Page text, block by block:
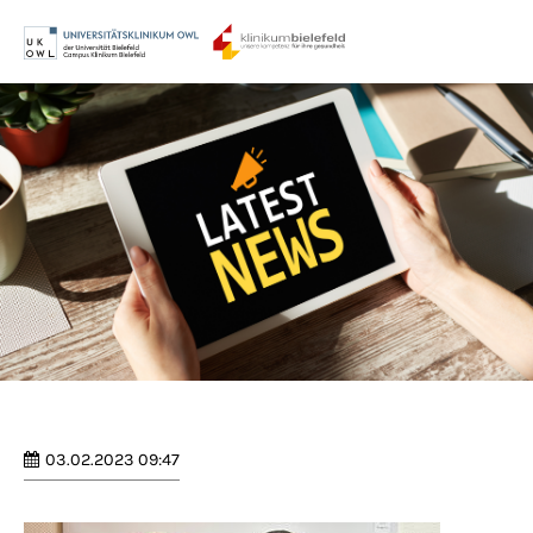
Login
Benutzername
Passwort
Anmelden
03.02.2023 09:47